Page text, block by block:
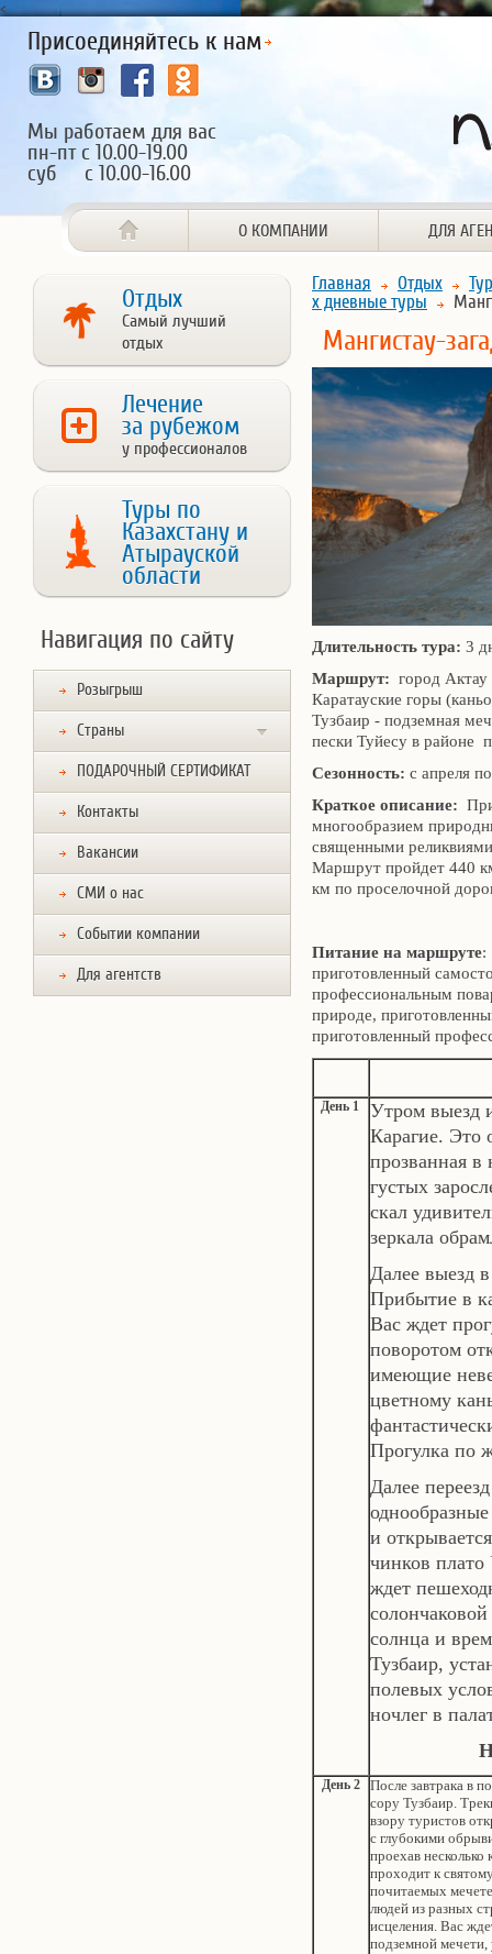
<
Присоединяйтесь к нам
Мы работаем для вас
пн-пт с 10.00-19.00
суб с 10.00-16.00
О КОМПАНИИ ДЛЯ
Отдых
Самый лучший
отдых
Лечение
за рубежом
у профессионалов
Туры по
Казахстану и
Атырауской
области
Навигация по сайту
Розыгрыш
Страны
ПОДАРОЧНЫЙ СЕРТИФИКАТ
Контакты
Вакансии
СМИ о нас
Событии компании
Для агентств
Главная Отдых
х дневные туры
Мангистау-
Длительность тура: 3
Маршрут: город Актау
Каратауские горы
Тузбаир - подземная
пески Туйесу в районе
Сезонность: с апреля
Краткое описание:
многообразием
священными
Маршрут пройдет 440
км по проселочной
Питание на маршруте:
приготовленный
профессиональным
природе,
приготовленный
День 1
Утром выезд
Карагие. Это
прозванная в
густых
скал
зеркала
Далее выезд
Прибытие в
Вас ждет
поворотом
имеющие
цветному
Прогулка по
Далее
и
чинков плато
ждет
солнца и
Тузбаир,
полевых
ночлег в
День 2
После завтрака в
сору Тузбаир.
взору туристов
с глубокими
проехав
проходит к
почитаемых
людей из разных
исцеления. Вас
подземной мечети,